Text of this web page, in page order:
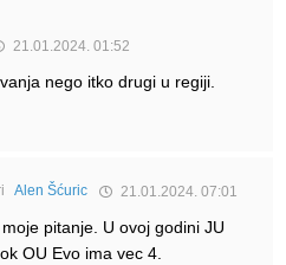
21.01.2024. 01:52
nego itko drugi u regiji.
Alen Šćuric 21.01.2024. 07:01
pitanje. U ovoj godini JU
OU Evo ima vec 4.